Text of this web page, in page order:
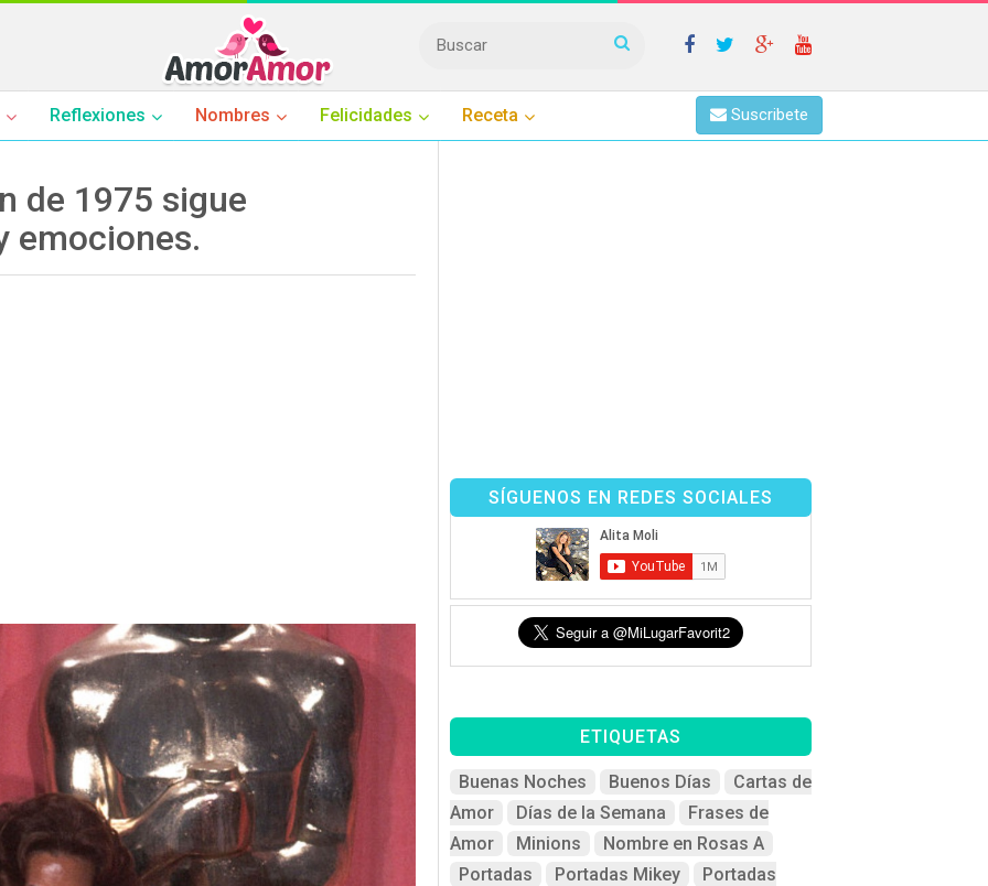
Reflexiones Nombres Felicidades Receta Suscribete
de 1975 sigue
emociones.
SÍGUENOS EN REDES SOCIALES
ETIQUETAS
Buenas Noches Buenos Días
Cartas de
Amor
Días de la Semana
Frases de
Amor
Minions
Nombre en Rosas A
Portadas
Portadas Mikey
Portadas